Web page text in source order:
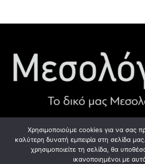
ΧΡΉΣΙΜΑ LINK
Προσωπικά Δεδομένα -
Χρησιμοποιούμε cookies για να σας
καλύτερη δυνατή εμπειρία στη σελίδα
χρησιμοποιείτε τη σελίδα, θα
ικανοποιημένοι με